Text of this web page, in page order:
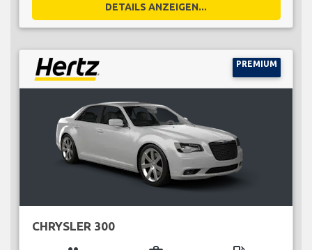
DETAILS ANZEIGEN...
PREMIUM
CHRYSLER 300